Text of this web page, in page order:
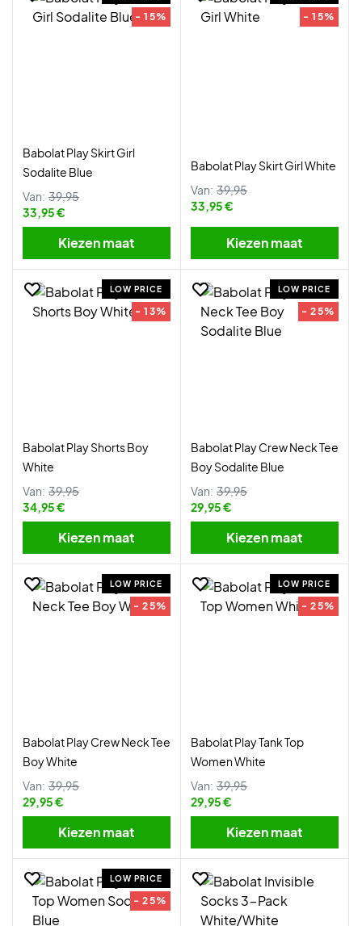
- 15%
Babolat Play Skirt Girl
Sodalite Blue
Van: 39,95
33,95 €
Kiezen maat
- 15%
Babolat Play Skirt Girl White
Van: 39,95
33,95 €
Kiezen maat
LOW PRICE
- 13%
Babolat Play Shorts Boy
White
Van: 39,95
34,95 €
Kiezen maat
LOW PRICE
- 25%
Babolat Play Crew Neck Tee
Boy Sodalite Blue
Van: 39,95
29,95 €
Kiezen maat
LOW PRICE
- 25%
Babolat Play Crew Neck Tee
Boy White
Van: 39,95
29,95 €
Kiezen maat
LOW PRICE
- 25%
Babolat Play Tank Top
Women White
Van: 39,95
29,95 €
Kiezen maat
LOW PRICE
- 25%